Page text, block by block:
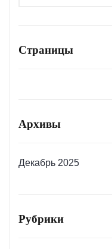
Страницы
Архивы
Декабрь 2025
Рубрики